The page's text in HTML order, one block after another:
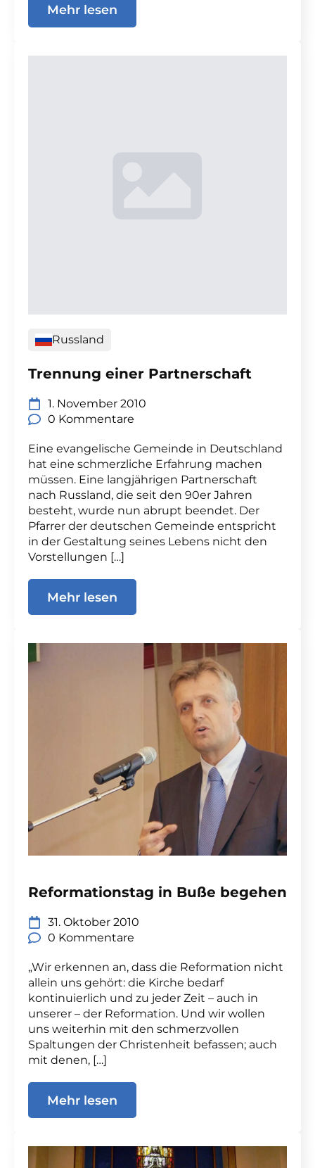
Mehr lesen
Russland
Trennung einer Partnerschaft
1. November 2010
0 Kommentare
Eine evangelische Gemeinde in Deutschland
hat eine schmerzliche Erfahrung machen
müssen. Eine langjährigen Partnerschaft
nach Russland, die seit den 90er Jahren
besteht, wurde nun abrupt beendet. Der
Pfarrer der deutschen Gemeinde entspricht
in der Gestaltung seines Lebens nicht den
Vorstellungen […]
Mehr lesen
Reformationstag in Buße begehen
31. Oktober 2010
0 Kommentare
„Wir erkennen an, dass die Reformation nicht
allein uns gehört: die Kirche bedarf
kontinuierlich und zu jeder Zeit – auch in
unserer – der Reformation. Und wir wollen
uns weiterhin mit den schmerzvollen
Spaltungen der Christenheit befassen; auch
mit denen, […]
Mehr lesen